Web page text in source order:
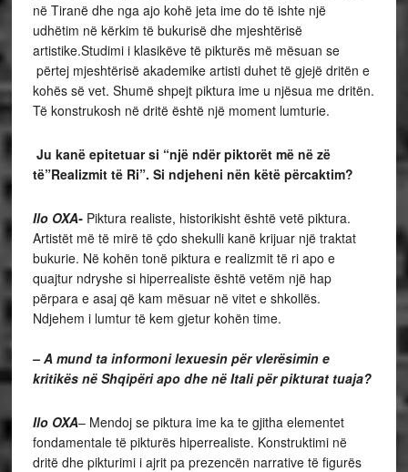
në Tiranë dhe nga ajo kohë jeta ime do të ishte një
udhëtim në kërkim të bukurisë dhe mjeshtërisë
artistike.Studimi i klasikëve të pikturës më mësuan se
përtej mjeshtërisë akademike artisti duhet të gjejë dritën e
kohës së vet. Shumë shpejt piktura ime u njësua me dritën.
Të konstrukosh në dritë është një moment lumturie.
Ju kanë epitetuar si “një ndër piktorët më në zë
të”Realizmit të Ri”. Si ndjeheni nën këtë përcaktim?
Ilo OXA-Piktura realiste, historikisht është vetë piktura.
Artistët më të mirë të çdo shekulli kanë krijuar një traktat
bukurie. Në kohën tonë piktura e realizmit të ri apo e
quajtur ndryshe si hiperrealiste është vetëm një hap
përpara e asaj që kam mësuar në vitet e shkollës.
Ndjehem i lumtur të kem gjetur kohën time.
– A mund ta informoni lexuesin për vlerësimin e
kritikës në Shqipëri apo dhe në Itali për pikturat tuaja?
Ilo OXA– Mendoj se piktura ime ka te gjitha elementet
fondamentale të pikturës hiperrealiste. Konstruktimi në
dritë dhe pikturimi i ajrit pa prezencën narrative të figurës